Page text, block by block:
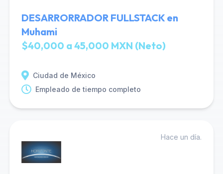
DESARRORRADOR FULLSTACK en
Muhami
$40,000 a 45,000 MXN (Neto)
Ciudad de México
Empleado de tiempo completo
Hace un día.